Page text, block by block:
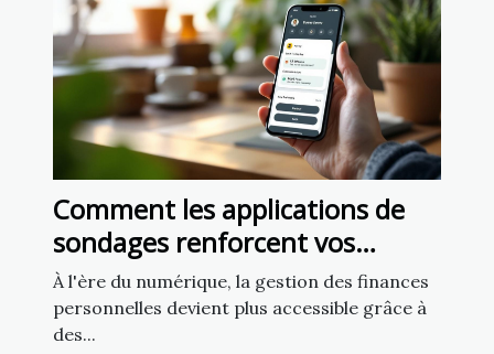
Comment les applications de
sondages renforcent vos
finances personnelles ?
À l'ère du numérique, la gestion des finances
personnelles devient plus accessible grâce à
des...